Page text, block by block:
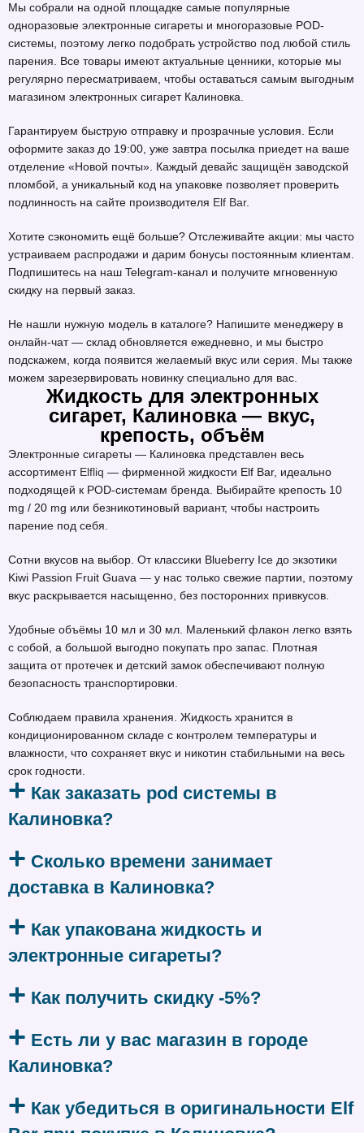
Мы собрали на одной площадке самые популярные
одноразовые электронные сигареты и многоразовые POD-
системы, поэтому легко подобрать устройство под любой стиль
парения. Все товары имеют актуальные ценники, которые мы
регулярно пересматриваем, чтобы оставаться самым выгодным
магазином электронных сигарет Калиновка.
Гарантируем быструю отправку и прозрачные условия. Если
оформите заказ до 19:00, уже завтра посылка приедет на ваше
отделение «Новой почты». Каждый девайс защищён заводской
пломбой, а уникальный код на упаковке позволяет проверить
подлинность на сайте производителя Elf Bar.
Хотите сэкономить ещё больше? Отслеживайте акции: мы часто
устраиваем распродажи и дарим бонусы постоянным клиентам.
Подпишитесь на наш Telegram-канал и получите мгновенную
скидку на первый заказ.
Не нашли нужную модель в каталоге? Напишите менеджеру в
онлайн-чат — склад обновляется ежедневно, и мы быстро
подскажем, когда появится желаемый вкус или серия. Мы также
можем зарезервировать новинку специально для вас.
Жидкость для электронных
сигарет, Калиновка — вкус,
крепость, объём
Электронные сигареты — Калиновка представлен весь
ассортимент Elfliq — фирменной жидкости Elf Bar, идеально
подходящей к POD-системам бренда. Выбирайте крепость 10
mg / 20 mg или безникотиновый вариант, чтобы настроить
парение под себя.
Сотни вкусов на выбор. От классики Blueberry Ice до экзотики
Kiwi Passion Fruit Guava — у нас только свежие партии, поэтому
вкус раскрывается насыщенно, без посторонних привкусов.
Удобные объёмы 10 мл и 30 мл. Маленький флакон легко взять
с собой, а большой выгодно покупать про запас. Плотная
защита от протечек и детский замок обеспечивают полную
безопасность транспортировки.
Соблюдаем правила хранения. Жидкость хранится в
кондиционированном складе с контролем температуры и
влажности, что сохраняет вкус и никотин стабильными на весь
срок годности.
Как заказать pod системы в
Калиновка?
Сколько времени занимает
доставка в Калиновка?
Как упакована жидкость и
электронные сигареты?
Как получить скидку -5%?
Есть ли у вас магазин в городе
Калиновка?
Как убедиться в оригинальности Elf